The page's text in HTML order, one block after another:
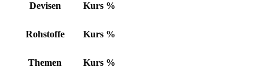
Devisen Kurs %
Rohstoffe Kurs %
Themen Kurs %